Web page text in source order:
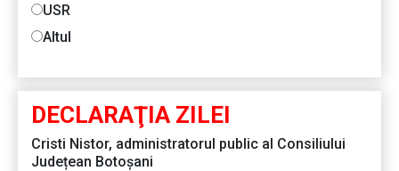
USR
Altul
DECLARAŢIA ZILEI
Cristi Nistor, administratorul public al Consiliului
Județean Botoșani